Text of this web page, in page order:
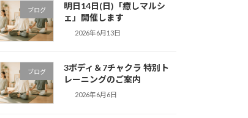
ブログ
明日14日(日)「癒しマルシ
ェ」開催します
2026年6月13日
ブログ
3ボディ＆7チャクラ 特別ト
レーニングのご案内
2026年6月6日